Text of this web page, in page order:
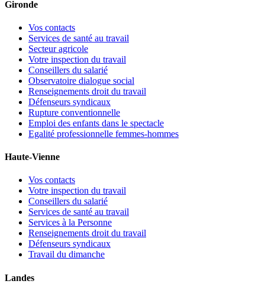
Gironde
Vos contacts
Services de santé au travail
Secteur agricole
Votre inspection du travail
Conseillers du salarié
Observatoire dialogue social
Renseignements droit du travail
Défenseurs syndicaux
Rupture conventionnelle
Emploi des enfants dans le spectacle
Egalité professionnelle femmes-hommes
Haute-Vienne
Vos contacts
Votre inspection du travail
Conseillers du salarié
Services de santé au travail
Services à la Personne
Renseignements droit du travail
Défenseurs syndicaux
Travail du dimanche
Landes